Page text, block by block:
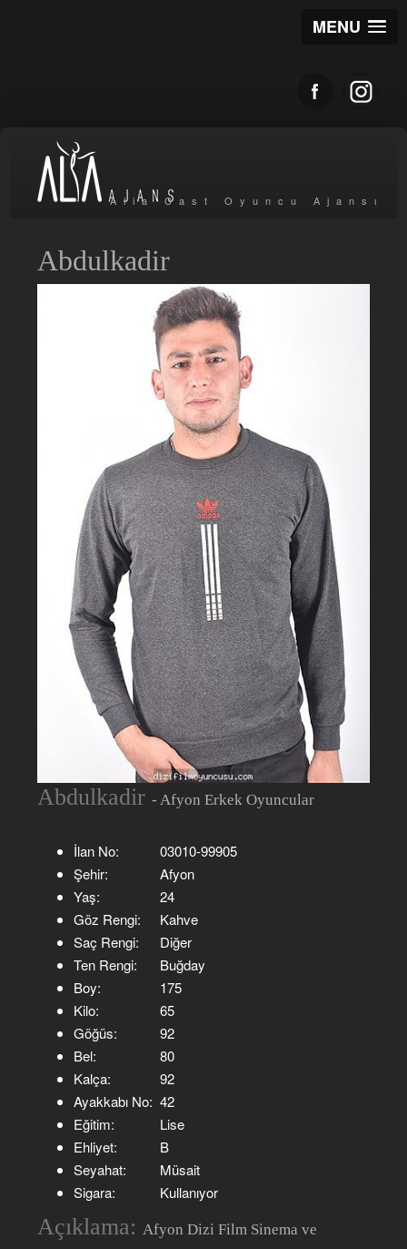
MENU
Alia Cast Oyuncu Ajansı
Abdulkadir
Abdulkadir- Afyon Erkek Oyuncular
İlan No:
03010-99905
Şehir:
Afyon
Yaş:
24
Göz Rengi:
Kahve
Saç Rengi:
Diğer
Ten Rengi:
Buğday
Boy:
175
Kilo:
65
Göğüs:
92
Bel:
80
Kalça:
92
Ayakkabı No: 42
Eğitim:
Lise
Ehliyet:
B
Seyahat:
Müsait
Sigara:
Kullanıyor
Açıklama:Afyon Dizi Film Sinema ve